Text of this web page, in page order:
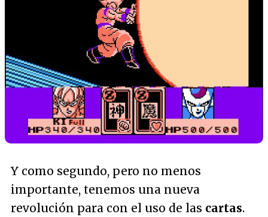
Y como segundo, pero no menos
importante, tenemos una nueva
revolución para con el uso de las cartas.